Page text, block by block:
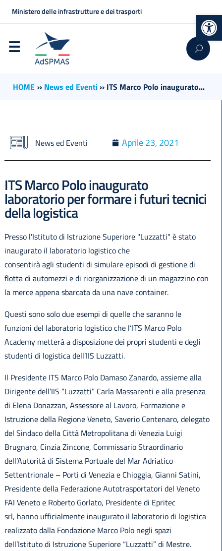
Ministero delle infrastrutture e dei trasporti
HOME ›› News ed Eventi›› ITS Marco Polo inaugurato...
News ed Eventi Aprile 23, 2021
ITS Marco Polo inaugurato
laboratorio per formare i futuri tecnici
della logistica
Presso l'Istituto di Istruzione Superiore "Luzzatti" è stato
inaugurato il laboratorio logistico che
consentirà agli studenti di simulare episodi di gestione di
flotta di automezzi e di riorganizzazione di un magazzino con
la merce appena sbarcata da una nave container.
Questi sono solo due esempi di quelle che saranno le
funzioni del laboratorio logistico che l‘ITS Marco Polo
Academy metterà a disposizione dei propri studenti e degli
studenti di logistica dell’IIS Luzzatti.
Il Presidente ITS Marco Polo Damaso Zanardo, assieme alla
Dirigente dell’IIS “Luzzatti” Carla Massarenti e alla presenza
di Elena Donazzan, Assessore al Lavoro, Formazione e
Istruzione della Regione Veneto, Saverio Centenaro, delegato
del Sindaco della Città Metropolitana di Venezia Luigi
Brugnaro, Cinzia Zincone, Commissario Straordinario
dell’Autorità di Sistema Portuale del Mar Adriatico
Settentrionale – Porti di Venezia e Chioggia, Gianni Satini,
Presidente della Federazione Autotrasportatori del Veneto
FAI Veneto e Roberto Gorlato, Presidente di Epritec
srl, hanno ufficialmente inaugurato il laboratorio di logistica
realizzato dalla Fondazione Marco Polo negli spazi
dell’Istituto di Istruzione Superiore “Luzzatti” di Mestre.